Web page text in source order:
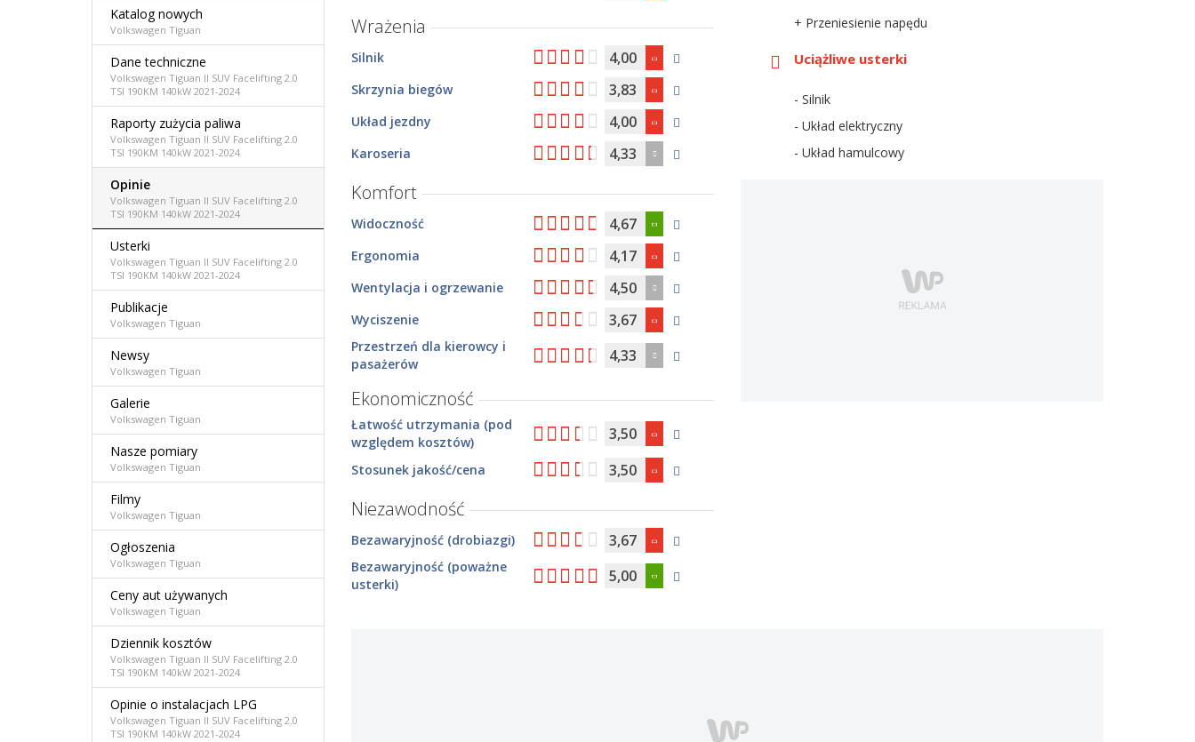
Wrażenia
Silnik 4,00
Skrzynia biegów 3,83
Układ jezdny 4,00
Karoseria 4,33
Komfort
Widoczność 4,67
Ergonomia 4,17
Wentylacja i ogrzewanie 4,50
Wyciszenie 3,67
Przestrzeń dla kierowcy i
pasażerów
4,33
Ekonomiczność
Łatwość utrzymania (pod
względem kosztów)
3,50
Stosunek jakość/cena 3,50
Niezawodność
Bezawaryjność (drobiazgi) 3,67
Bezawaryjność (poważne
usterki)
5,00
+ Przeniesienie napędu
Uciążliwe usterki
- Silnik
- Układ elektryczny
- Układ hamulcowy
Katalog nowych
Volkswagen Tiguan
Dane techniczne
Volkswagen Tiguan II SUV Facelifting 2.0
TSI 190KM 140kW 2021-2024
Raporty zużycia paliwa
Volkswagen Tiguan II SUV Facelifting 2.0
TSI 190KM 140kW 2021-2024
Opinie
Volkswagen Tiguan II SUV Facelifting 2.0
TSI 190KM 140kW 2021-2024
Usterki
Volkswagen Tiguan II SUV Facelifting 2.0
TSI 190KM 140kW 2021-2024
Publikacje
Volkswagen Tiguan
Newsy
Volkswagen Tiguan
Galerie
Volkswagen Tiguan
Nasze pomiary
Volkswagen Tiguan
Filmy
Volkswagen Tiguan
Ogłoszenia
Volkswagen Tiguan
Ceny aut używanych
Volkswagen Tiguan
Dziennik kosztów
Volkswagen Tiguan II SUV Facelifting 2.0
TSI 190KM 140kW 2021-2024
Opinie o instalacjach LPG
Volkswagen Tiguan II SUV Facelifting 2.0
TSI 190KM 140kW 2021-2024